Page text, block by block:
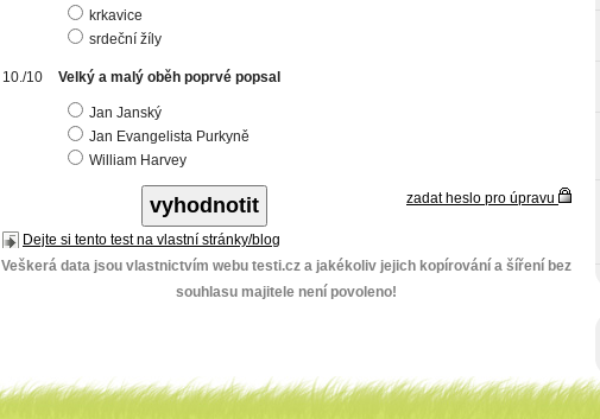
krkavice
srdeční žíly
Velký a malý oběh poprvé popsal
Jan Janský
Jan Evangelista Purkyně
William Harvey
zadat heslo pro úpravu
Dejte si tento test na vlastní stránky/blog
Veškerá data jsou vlastnictvím webu testi.cz a jakékoliv jejich kopírování a šíření bez
souhlasu majitele není povoleno!